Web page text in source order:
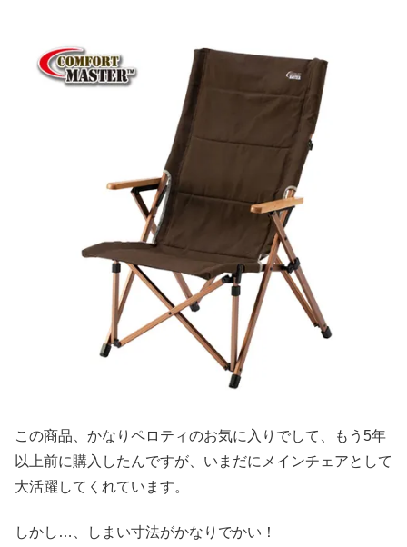
この商品、かなりペロティのお気に入りでして、もう5年
以上前に購入したんですが、いまだにメインチェアとして
大活躍してくれています。
しかし…、しまい寸法がかなりでかい！